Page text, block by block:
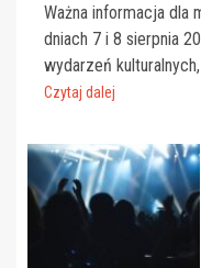
Ważna informacja dla
dniach 7 i 8 sierpnia
wydarzeń
Czytaj dalej